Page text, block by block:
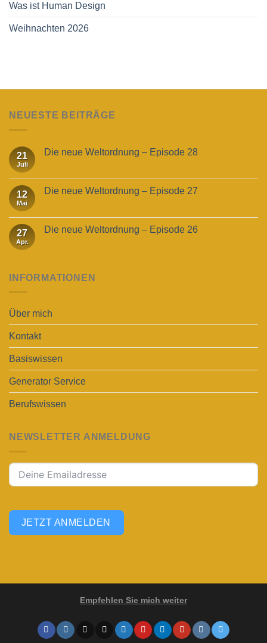
Was ist Human Design
Weihnachten 2026
NEUESTE BEITRÄGE
21
Juli
Die neue Weltordnung – Episode 28
12
Mai
Die neue Weltordnung – Episode 27
27
Apr.
Die neue Weltordnung – Episode 26
INFORMATIONEN
Über mich
Kontakt
Basiswissen
Generator Service
Berufswissen
NEWSLETTER ANMELDUNG
JETZT ANMELDEN
Empfehlen Sie mich weiter